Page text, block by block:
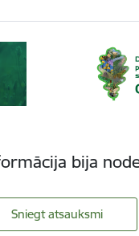
bija
Sniegt atsauksmi